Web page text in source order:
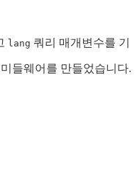
lang 쿼리 매개변수를 기
들웨어를 만들었습니다.